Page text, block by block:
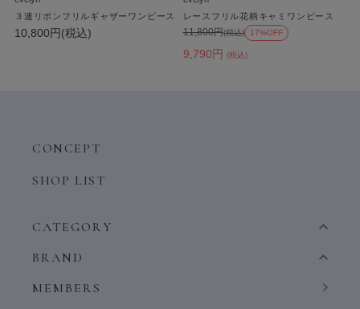
３連リボンフリルギャザーワンピース
10,800円(税込)
レースフリル花柄キャミワンピース
9,790円 (税込)
11,800円(税込) 17%OFF
CONCEPT
SHOP LIST
CATEGORY
BRAND
MEMBERS